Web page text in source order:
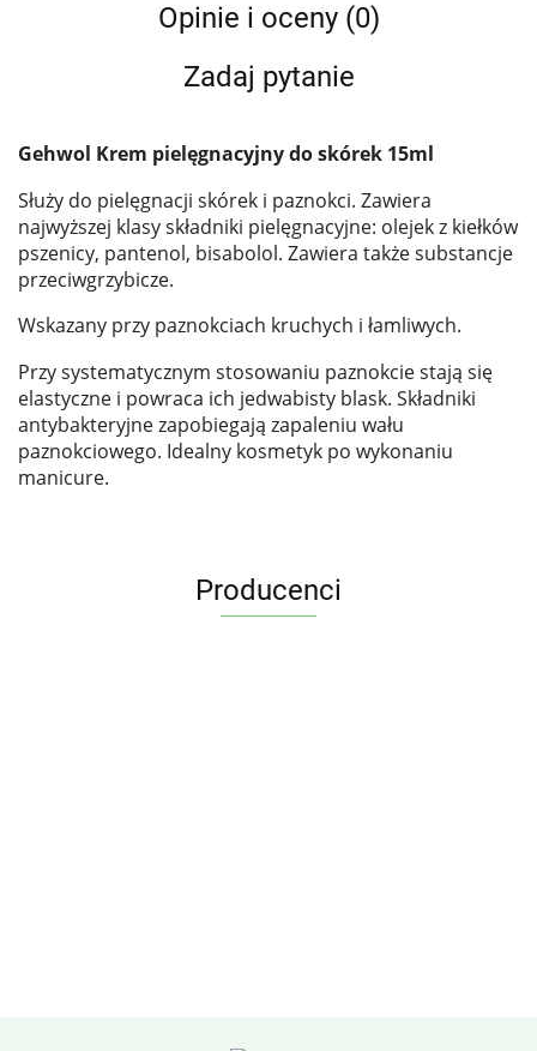
Opinie i oceny (0)
Zadaj pytanie
Gehwol Krem pielęgnacyjny do skórek 15ml
Służy do pielęgnacji skórek i paznokci. Zawiera
najwyższej klasy składniki pielęgnacyjne: olejek z kiełków
pszenicy, pantenol, bisabolol. Zawiera także substancje
przeciwgrzybicze.
Wskazany przy paznokciach kruchych i łamliwych.
Przy systematycznym stosowaniu paznokcie stają się
elastyczne i powraca ich jedwabisty blask. Składniki
antybakteryjne zapobiegają zapaleniu wału
paznokciowego. Idealny kosmetyk po wykonaniu
manicure.
Producenci